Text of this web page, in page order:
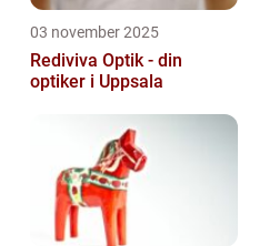
03 november 2025
Rediviva Optik - din
optiker i Uppsala